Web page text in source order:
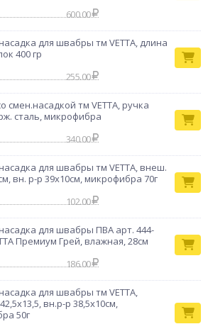
600.00
для швабры тм VETTA, длина
400 гр
255.00
смен.насадкой тм VETTA, ручка
сталь, микрофибра
340.00
для швабры тм VETTA, внеш.
вн. р-р 39х10см, микрофибра 70г
102.00
для швабры ПВА арт. 444-
Премиум Грей, влажная, 28см
186.00
для швабры тм VETTA,
вн.р-р 38,5х10см,
50г